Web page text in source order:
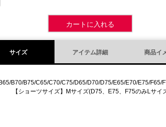
カートに入れる
サイズ アイテム詳細 商品イ
B65/B70/B75/C65/C70/C75/D65/D70/D75/E65/E70/E75/F65/
【ショーツサイズ】Mサイズ(D75、E75、F75のみLサイ